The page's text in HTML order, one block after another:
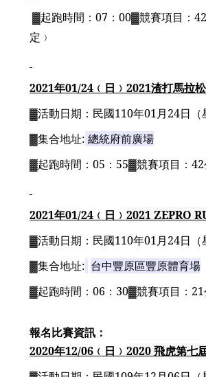
▓起跑時間： 07 ： 00▓競賽項目： 42
定﹚
2021年01/24 ﹙日﹚ 2021渣打馬拉松
▓活動日期： 民國110年01月24日
▓集合地址: 總統府前廣場
▓起跑時間： 05 ： 55▓競賽項目： 42
2021年01/24 ﹙日﹚ 2021 ZEPRO
▓活動日期： 民國110年01月24日
▓集合地址: 台中豐原區豐原體育場
▓起跑時間： 06 ： 30▓競賽項目： 21
報名比賽資訊：
2020年12/06 ﹙日﹚ 2020飛虎第七